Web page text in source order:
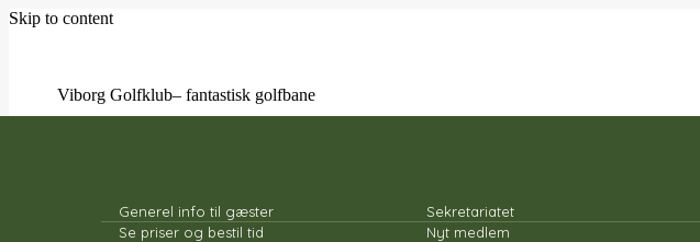
Skip to content
Viborg Golfklub– fantastisk golfbane
Generel info til gæster
Se priser og bestil tid
Sekretariatet
Nyt medlem